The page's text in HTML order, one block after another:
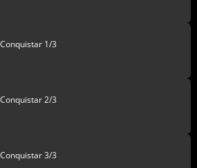
1/3
2/3
3/3